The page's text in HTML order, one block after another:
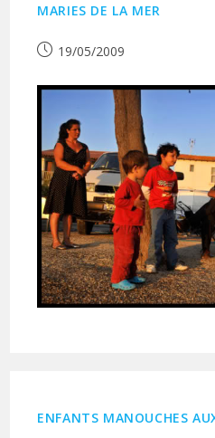
MARIES DE LA MER
Publication
19/05/2009
ENFANTS MANOUCHES